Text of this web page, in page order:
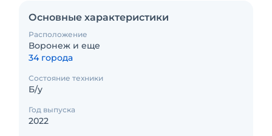
Основные характеристики
Расположение
Воронеж и еще
34 города
Состояние техники
Б/у
Год выпуска
2022